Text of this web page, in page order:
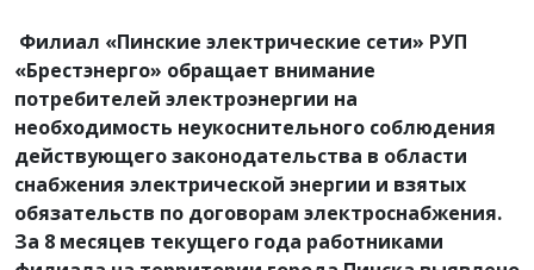
Филиал «Пинские электрические сети» РУП
«Брестэнерго» обращает внимание
потребителей электроэнергии на
необходимость неукоснительного соблюдения
действующего законодательства в области
снабжения электрической энергии и взятых
обязательств по договорам электроснабжения.
За 8 месяцев текущего года работниками